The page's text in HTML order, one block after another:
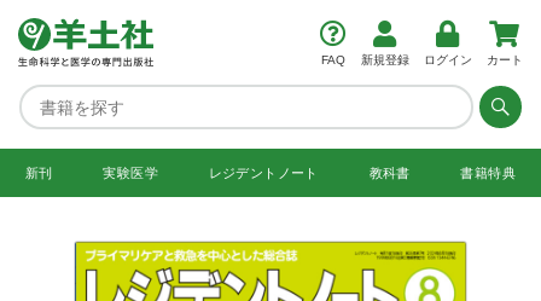
FAQ 新規登録 ログイン カート
新刊 実験医学 レジデント ノート 教科書 書籍特典